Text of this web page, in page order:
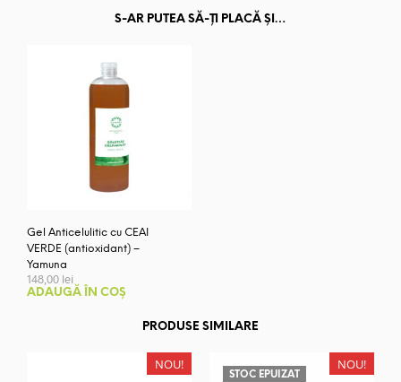
S-AR PUTEA SĂ-ȚI PLACĂ ȘI…
Gel Anticelulitic cu CEAI
VERDE (antioxidant) –
Yamuna
148,00 lei
ADAUGĂ ÎN COȘ
PRODUSE SIMILARE
NOU! NOU!
STOC EPUIZAT